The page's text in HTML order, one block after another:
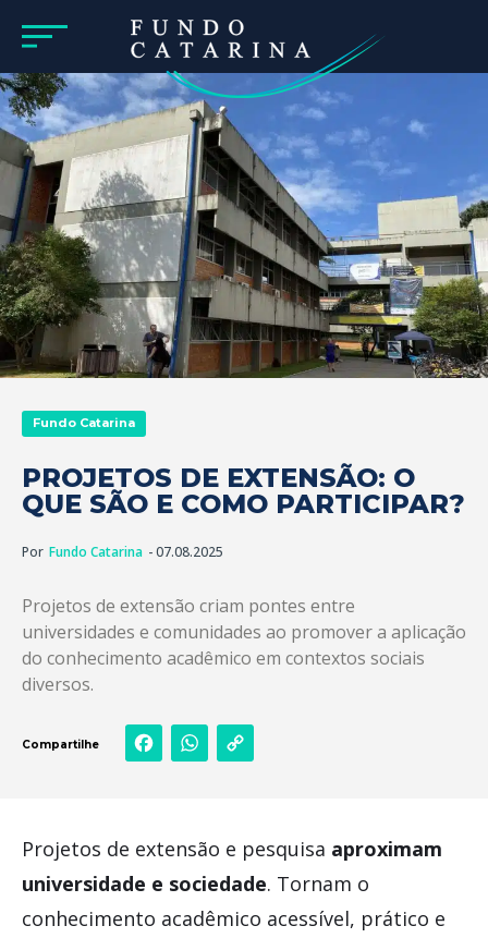
Fundo Catarina
PROJETOS DE EXTENSÃO: O
QUE SÃO E COMO PARTICIPAR?
Por Fundo Catarina - 07.08.2025
Projetos de extensão criam pontes entre
universidades e comunidades ao promover a aplicação
do conhecimento acadêmico em contextos sociais
diversos.
Compartilhe FacebookWhatsApp
Projetos de extensão e pesquisa aproximam
universidade e sociedade. Tornam o
conhecimento acadêmico acessível, prático e